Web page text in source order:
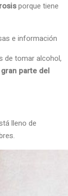
porque tiene
de tomar alcohol,
parte del
lleno de